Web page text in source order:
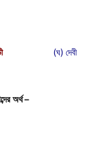
(ঘ) দেবী
অর্থ–